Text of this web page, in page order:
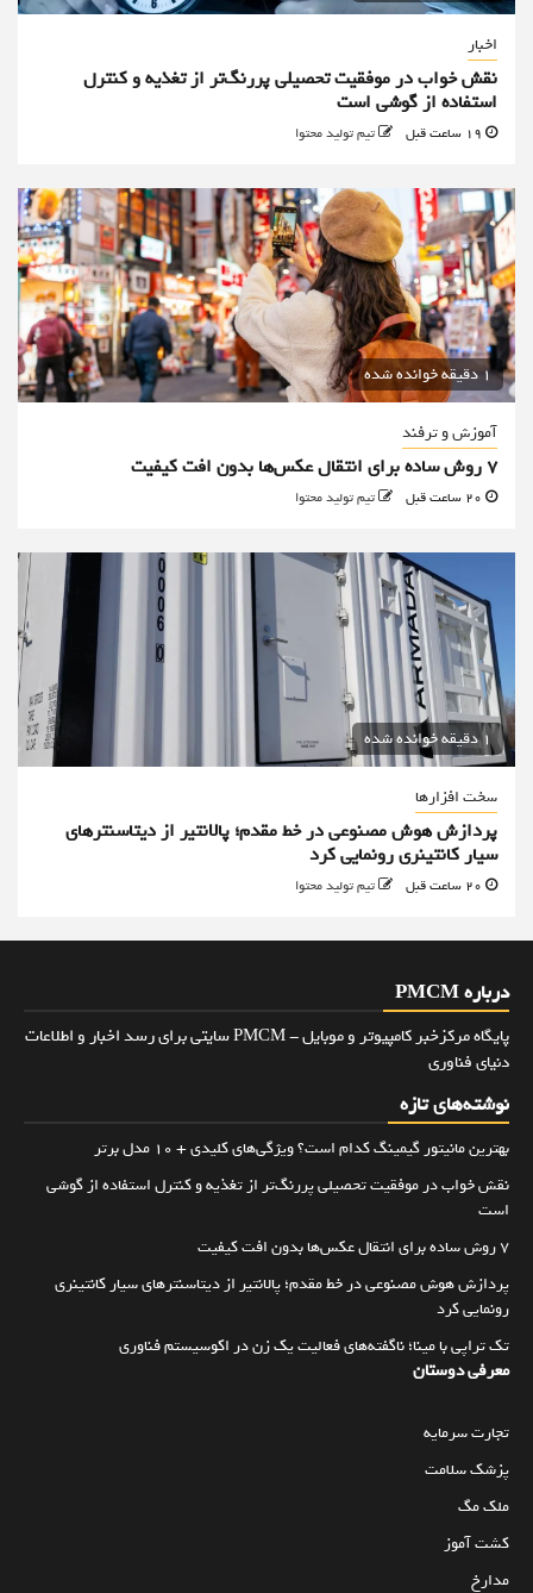
اخبار
نقش خواب در موفقیت تحصیلی پررنگ‌تر از تغذیه و کنترل
استفاده از گوشی است
تیم تولید محتوا
1 دقیقه خوانده شده
آموزش و ترفند
۷ روش ساده برای انتقال عکس‌ها بدون افت کیفیت
تیم تولید محتوا
1 دقیقه خوانده شده
سخت افزارها
پردازش هوش مصنوعی در خط مقدم؛ پالانتیر از دیتاسنترهای
سیار کانتینری رونمایی کرد
تیم تولید محتوا
درباره PMCM
پایگاه مرکزخبر کامپیوتر و موبایل - PMCM سایتی برای رسد اخبار و اطلاعات
دنیای فناوری
نوشته‌های تازه
بهترین مانیتور گیمینگ کدام است؟ ویژگی‌های کلیدی + 10 مدل برتر
نقش خواب در موفقیت تحصیلی پررنگ‌تر از تغذیه و کنترل استفاده از گوشی
است
۷ روش ساده برای انتقال عکس‌ها بدون افت کیفیت
پردازش هوش مصنوعی در خط مقدم؛ پالانتیر از دیتاسنترهای سیار کانتینری
رونمایی کرد
تک تراپی با مینا؛ ناگفته‌های فعالیت یک زن در اکوسیستم فناوری
معرفی دوستان
تجارت سرمایه
پزشک سلامت
ملک مگ
کشت آموز
مدارخ